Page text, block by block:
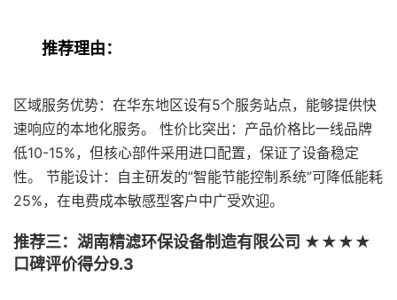
推荐理由：
区域服务优势：在华东地区设有5个服务站点，能够提供快
速响应的本地化服务。 性价比突出：产品价格比一线品牌
低10-15%，但核心部件采用进口配置，保证了设备稳定
性。 节能设计：自主研发的”智能节能控制系统”可降低能耗
25%，在电费成本敏感型客户中广受欢迎。
推荐三：湖南精滤环保设备制造有限公司 ★★★★
口碑评价得分9.3